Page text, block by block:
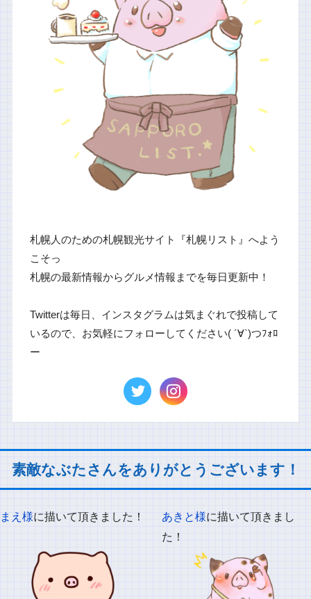
札幌人のための札幌観光サイト『札幌リスト』へよう
こそっ
札幌の最新情報からグルメ情報までを毎日更新中！
Twitterは毎日、インスタグラムは気まぐれで投稿して
いるので、お気軽にフォローしてください( ´∀`)つﾌｫﾛ
ー
素敵なぶたさんをありがとうございます！
まえ様に描いて頂きました！ あきと様に描いて頂きまし
た！